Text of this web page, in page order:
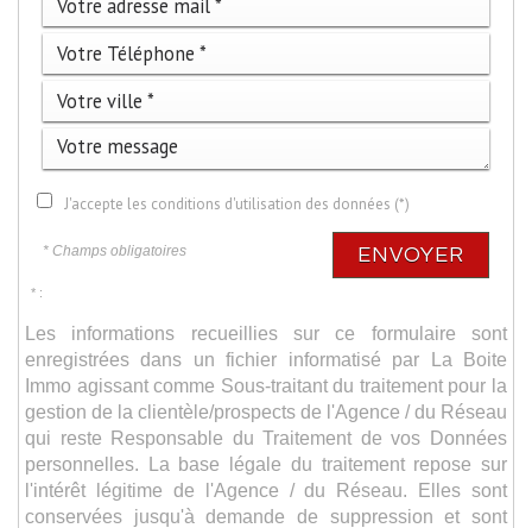
J'accepte les conditions d'utilisation des données (*)
* Champs obligatoires ENVOYER
* :
Les informations recueillies sur ce formulaire sont
enregistrées dans un fichier informatisé par La Boite
Immo agissant comme Sous-traitant du traitement pour la
gestion de la clientèle/prospects de l'Agence / du Réseau
qui reste Responsable du Traitement de vos Données
personnelles. La base légale du traitement repose sur
l'intérêt légitime de l'Agence / du Réseau. Elles sont
conservées jusqu'à demande de suppression et sont